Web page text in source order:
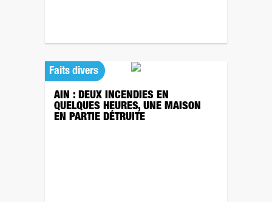
Faits divers
AIN : DEUX INCENDIES EN
QUELQUES HEURES, UNE MAISON
EN PARTIE DÉTRUITE